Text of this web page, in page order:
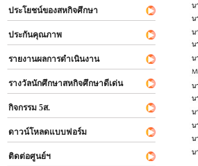
ประโยชน์ของสหกิจศึกษา
ประกันคุณภาพ
รายงานผลการดำเนินงาน
รางวัลนักศึกษาสหกิจศึกษาดีเด่น
กิจกรรม 5ส.
ดาวน์โหลดแบบฟอร์ม
ติดต่อศูนย์ฯ